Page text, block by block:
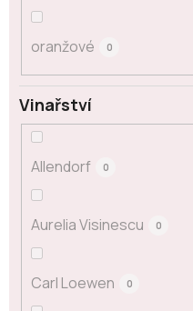
oranžové 0
Vinařství
Allendorf 0
Aurelia Visinescu 0
Carl Loewen 0